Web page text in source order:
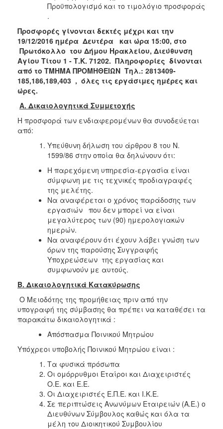
Προϋπολογισμό και το τιμολόγιο προσφοράς
.
Προσφορές γίνονται δεκτές μέχρι και την
19/12/2016 ημέρα Δευτέρα και ώρα 15:00, στο
Πρωτόκολλο του Δήμου Ηρακλείου, Διεύθυνση
Αγίου Τίτου 1 - Τ.Κ. 71202. Πληροφορίες δίνονται
από το ΤΜΗΜΑ ΠΡΟΜΗΘΕΙΩΝ Τηλ.: 2813409-
185,186,189,403 , όλες τις εργάσιμες ημέρες και
ώρες.
Α. Δικαιολογητικά Συμμετοχής
Η προσφορά των ενδιαφερομένων θα συνοδεύεται
από:
Υπεύθυνη δήλωση του άρθρου 8 του Ν.
1599/86 στην οποία θα δηλώνουν ότι:
Η παρεχόμενη υπηρεσία-εργασία είναι
σύμφωνη με τις τεχνικές προδιαγραφές
της μελέτης.
Να αναφέρεται ο χρόνος παράδοσης των
εργασιών που δεν μπορεί να είναι
μεγαλύτερος των (90) ημερολογιακών
ημερών.
Να αναφέρουν ότι έχουν λάβει γνώση των
όρων της παρούσης Συγγραφής
Υποχρεώσεων της εργασίας και
συμφωνούν με αυτούς.
Β. Δικαιολογητικά Κατακύρωσης
Ο Μειοδότης της προμήθειας πριν από την
υπογραφή της σύμβασης θα πρέπει να καταθέσει τα
παρακάτω δικαιολογητικά :
Απόσπασμα Ποινικού Μητρώου
Υπόχρεοι υποβολής Ποινικού Μητρώου είναι :
Τα φυσικά πρόσωπα
Οι ομόρρυθμοι Εταίροι και Διαχειριστές
Ο.Ε. και Ε.Ε.
Οι Διαχειριστές Ε.Π.Ε. και Ι.Κ.Ε.
Σε περιπτώσεις Ανωνύμων Εταιρειών (Α.Ε.) ο
Διευθύνων Σύμβουλος καθώς και όλα τα
μέλη του Διοικητικού Συμβουλίου